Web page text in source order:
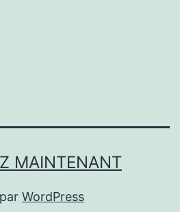
MAINTENANT
WordPress